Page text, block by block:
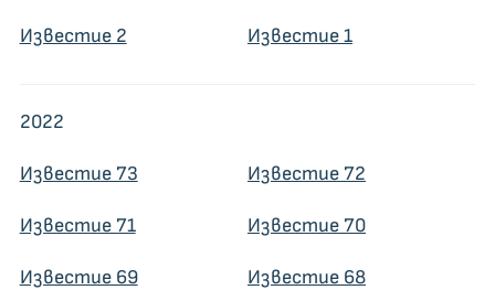
Известие 2 Известие 1
2022
Известие 73 Известие 72
Известие 71 Известие 70
Известие 69 Известие 68